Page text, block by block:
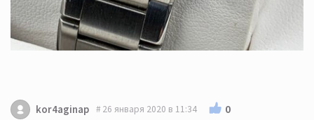
kor4aginap 26 января 2020 в 11:34 0